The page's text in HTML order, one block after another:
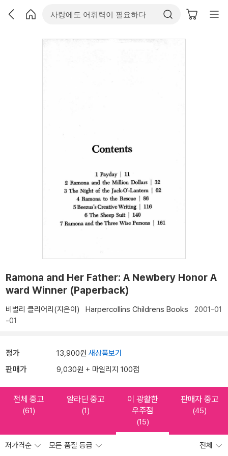
Ramona and Her Father: A Newbery Honor A
ward Winner (Paperback)
비벌리 클리어리(지은이) Harpercollins Childrens Books 2001-01
-01
정가 13,900원 새상품보기
판매가 9,030원 + 마일리지 100점
전체 중고
(61)
알라딘 중고
(1)
이 광활한
우주점
(15)
판매자 중고
(45)
저가격순 모든 품질 등급 전체